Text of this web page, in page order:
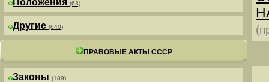
Положения (63)
Другие (640)
ПРАВОВЫЕ АКТЫ СССР
Законы (189)